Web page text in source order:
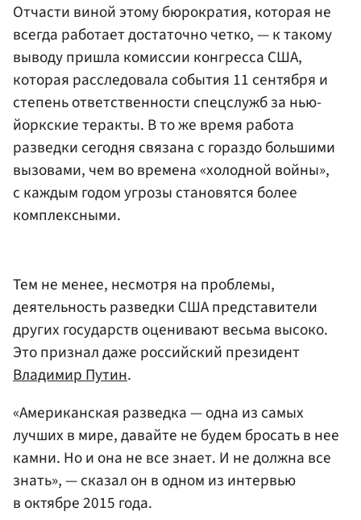
Отчасти виной этому бюрократия, которая не
всегда работает достаточно четко, — к такому
выводу пришла комиссии конгресса США,
которая расследовала события 11 сентября и
степень ответственности спецслужб за нью-
йоркские теракты. В то же время работа
разведки сегодня связана с гораздо большими
вызовами, чем во времена «холодной войны»,
с каждым годом угрозы становятся более
комплексными.
Тем не менее, несмотря на проблемы,
деятельность разведки США представители
других государств оценивают весьма высоко.
Это признал даже российский президент
Владимир Путин.
«Американская разведка — одна из самых
лучших в мире, давайте не будем бросать в нее
камни. Но и она не все знает. И не должна все
знать», — сказал он в одном из интервью
в октябре 2015 года.